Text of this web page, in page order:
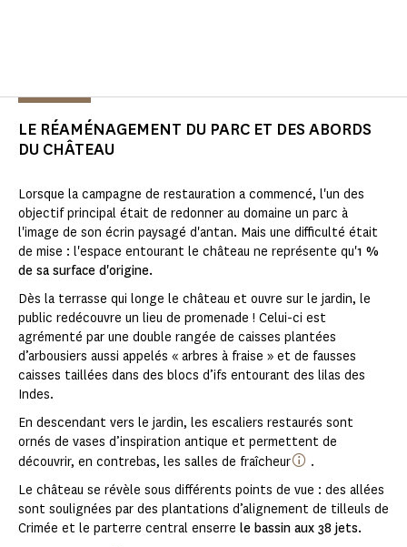
LE RÉAMÉNAGEMENT DU PARC ET DES ABORDS
DU CHÂTEAU
Lorsque la campagne de restauration a commencé, l'un des
objectif principal était de redonner au domaine un parc à
l'image de son écrin paysagé d'antan. Mais une difficulté était
de mise : l'espace entourant le château ne représente qu'1 %
de sa surface d'origine.
Dès la terrasse qui longe le château et ouvre sur le jardin, le
public redécouvre un lieu de promenade ! Celui-ci est
agrémenté par une double rangée de caisses plantées
d’arbousiers aussi appelés « arbres à fraise » et de fausses
caisses taillées dans des blocs d’ifs entourant des lilas des
Indes.
En descendant vers le jardin, les escaliers restaurés sont
ornés de vases d’inspiration antique et permettent de
découvrir, en contrebas, les salles de fraîcheur
.
Le château se révèle sous différents points de vue : des allées
sont soulignées par des plantations d’alignement de tilleuls de
Crimée et le parterre central enserre le bassin aux 38 jets.